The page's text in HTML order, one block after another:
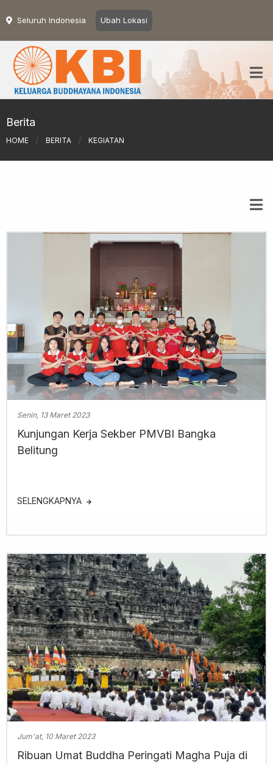
Seluruh Indonesia Ubah Lokasi
Berita
HOME / BERITA / KEGIATAN
Senin, 13 Maret 2023
Kunjungan Kerja Sekber PMVBI Bangka
Belitung
SELENGKAPNYA
Jum'at, 10 Maret 2023
Ribuan Umat Buddha Peringati Magha Puja di